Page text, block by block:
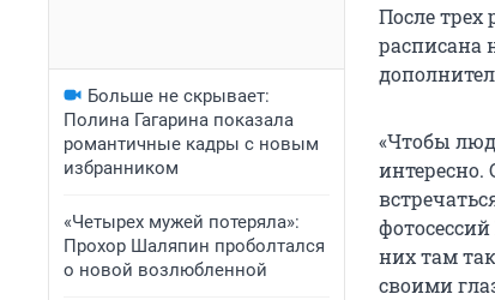
Больше не скрывает:
Полина Гагарина показала
романтичные кадры с новым
избранником
«Четырех мужей потеряла»:
Прохор Шаляпин проболтался
о новой возлюбленной
После
расписана
«Чтобы
интересно.
них там
своими